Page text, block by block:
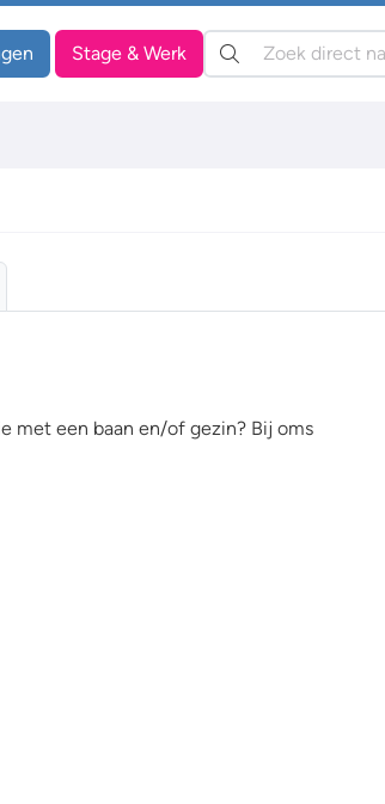
Stage & Werk Zoeken:
met een baan en/of gezin? Bij oms